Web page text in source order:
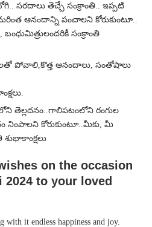
సరదాలు తెచ్చే సంక్రాంతి.. ఇప్పటి
ఆనందాన్ని పంచాలని కోరుకుంటూ..
సంక్రాంతి
పోవాలి,కొత్త ఆనందాలు, సంతోషాలు
తెల్లదనం..గాలిపటంలోని రంగుల
నింపాలని కోరుకుంటూ..మీకు, మీ
శుభాకాంక్షలు
on the occasion
to your loved
with it endless happiness and joy.